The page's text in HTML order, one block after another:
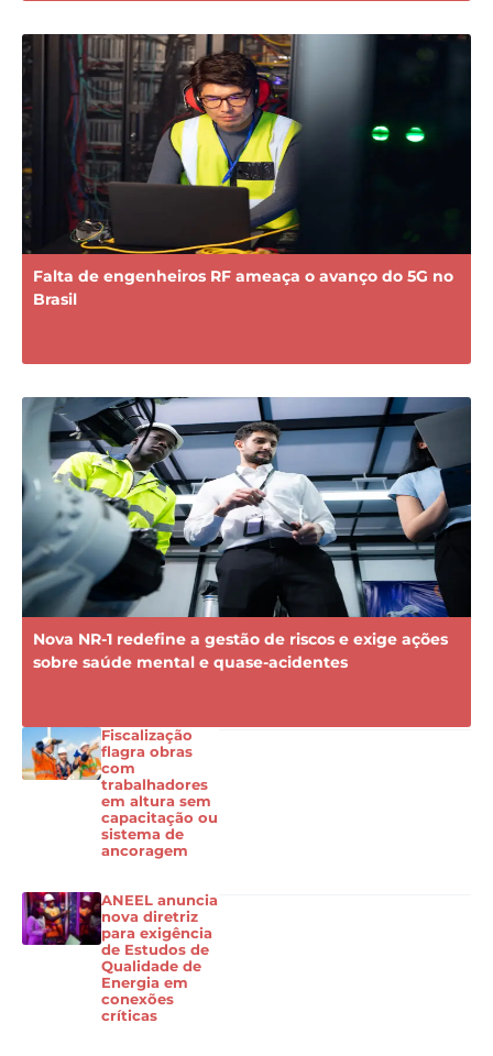
Falta de engenheiros RF ameaça o avanço do 5G no
Brasil
Nova NR-1 redefine a gestão de riscos e exige ações
sobre saúde mental e quase-acidentes
Fiscalização
flagra obras
com
trabalhadores
em altura sem
capacitação ou
sistema de
ancoragem
ANEEL anuncia
nova diretriz
para exigência
de Estudos de
Qualidade de
Energia em
conexões
críticas